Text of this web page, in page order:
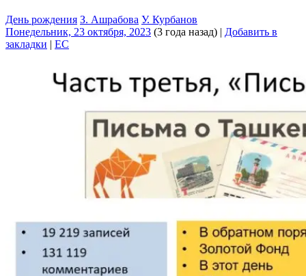
День рождения З. Ашрабова У. Курбанов
Понедельник, 23 октября, 2023 (3 года назад) | Добавить в
закладки | EC